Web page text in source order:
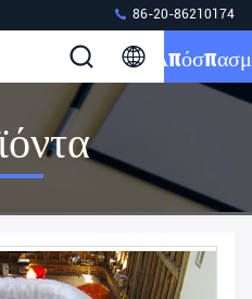
86-20-86210174